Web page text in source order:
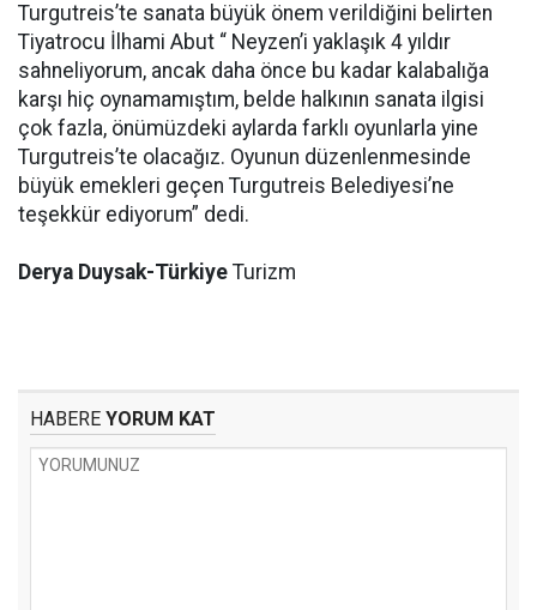
Turgutreis’te sanata büyük önem verildiğini belirten
Tiyatrocu İlhami Abut “ Neyzen’i yaklaşık 4 yıldır
sahneliyorum, ancak daha önce bu kadar kalabalığa
karşı hiç oynamamıştım, belde halkının sanata ilgisi
çok fazla, önümüzdeki aylarda farklı oyunlarla yine
Turgutreis’te olacağız. Oyunun düzenlenmesinde
büyük emekleri geçen Turgutreis Belediyesi’ne
teşekkür ediyorum” dedi.
Derya Duysak-Türkiye Turizm
HABERE YORUM KAT